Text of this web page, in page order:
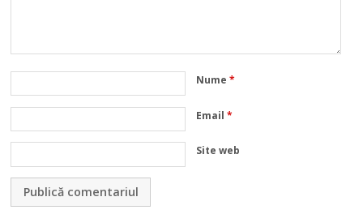
Nume*
Email*
Site web